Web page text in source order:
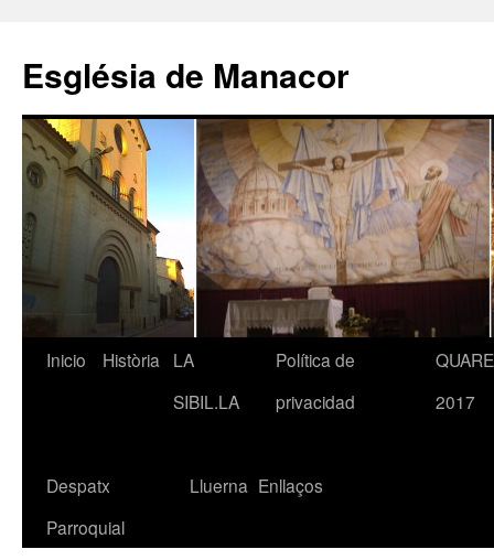
contenido
Església de Manacor
Inicio Història
LA
SIBIL.LA
Política de
privacidad
2017
Despatx
Parroquial
Lluerna Enllaços